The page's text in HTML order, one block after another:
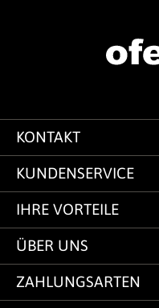
KONTAKT
KUNDENSERVICE
IHRE VORTEILE
ÜBER UNS
ZAHLUNGSARTEN